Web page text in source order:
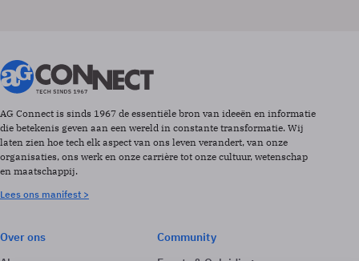
AG Connect is sinds 1967 de essentiële bron van ideeën en informatie
die betekenis geven aan een wereld in constante transformatie. Wij
laten zien hoe tech elk aspect van ons leven verandert, van onze
organisaties, ons werk en onze carrière tot onze cultuur, wetenschap
en maatschappij.
Lees ons manifest >
Over ons
Community